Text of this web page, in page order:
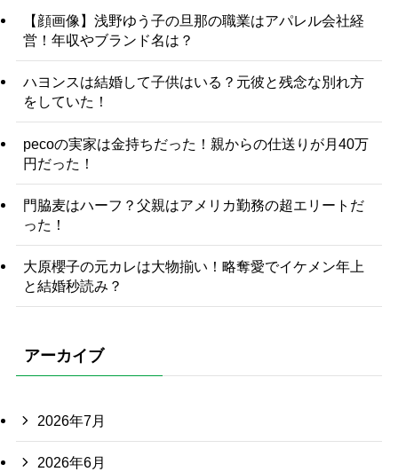
【顔画像】浅野ゆう子の旦那の職業はアパレル会社経
営！年収やブランド名は？
ハヨンスは結婚して子供はいる？元彼と残念な別れ方
をしていた！
pecoの実家は金持ちだった！親からの仕送りが月40万
円だった！
門脇麦はハーフ？父親はアメリカ勤務の超エリートだ
った！
大原櫻子の元カレは大物揃い！略奪愛でイケメン年上
と結婚秒読み？
アーカイブ
2026年7月
2026年6月